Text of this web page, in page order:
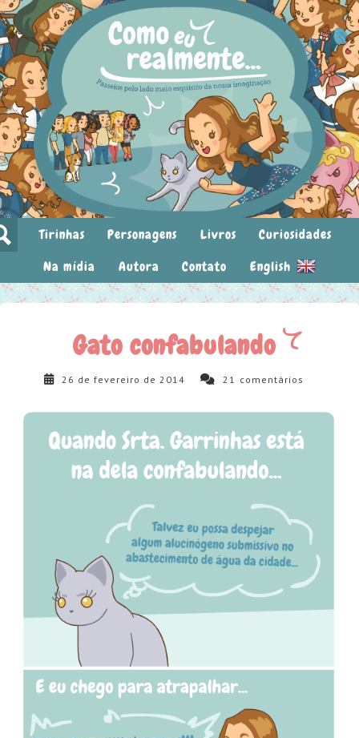
Tirinhas Personagens Livros
Curiosidades
Na mídia
Autora Contato English
Gato confabulando
26 de fevereiro de 2014 21 comentários